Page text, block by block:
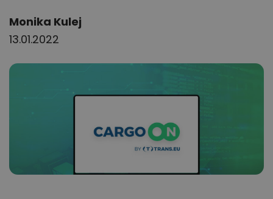
Author:
Monika Kulej
13.01.2022